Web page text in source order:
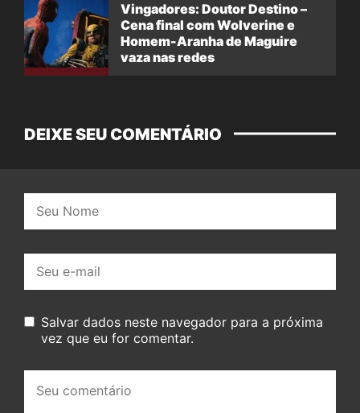
Vingadores: Doutor Destino –
Cena final com Wolverine e
Homem-Aranha de Maguire
vaza nas redes
DEIXE SEU COMENTÁRIO
mail:
Salvar dados neste navegador para a próxima
vez que eu for comentar.
comentário: